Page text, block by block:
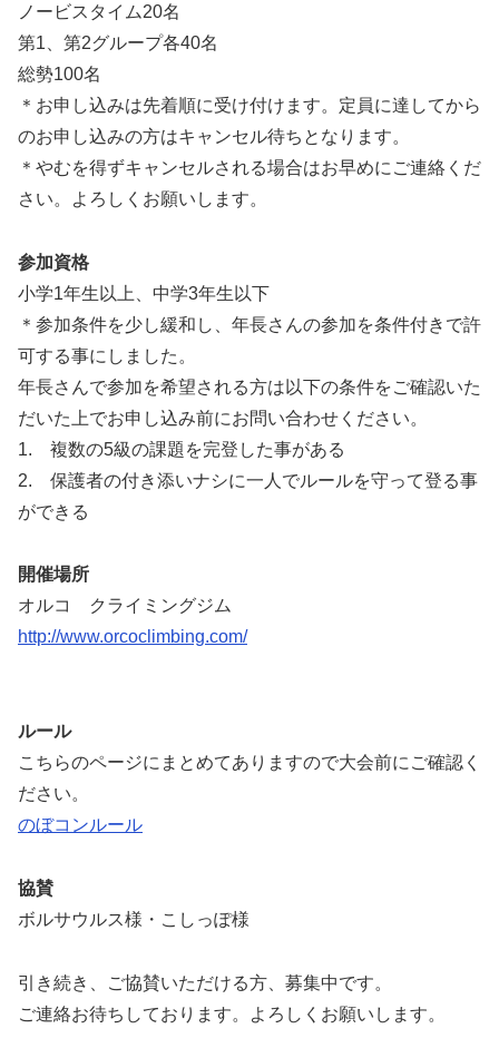
ノービスタイム20名
第1、第2グループ各40名
総勢100名
＊お申し込みは先着順に受け付けます。定員に達してから
のお申し込みの方はキャンセル待ちとなります。
＊やむを得ずキャンセルされる場合はお早めにご連絡くだ
さい。よろしくお願いします。
参加資格
小学1年生以上、中学3年生以下
＊参加条件を少し緩和し、年長さんの参加を条件付きで許
可する事にしました。
年長さんで参加を希望される方は以下の条件をご確認いた
だいた上でお申し込み前にお問い合わせください。
1. 複数の5級の課題を完登した事がある
2. 保護者の付き添いナシに一人でルールを守って登る事
ができる
開催場所
オルコ クライミングジム
http://www.orcoclimbing.com/
ルール
こちらのページにまとめてありますので大会前にご確認く
ださい。
のぼコンルール
協賛
ボルサウルス様・こしっぽ様
引き続き、ご協賛いただける方、募集中です。
ご連絡お待ちしております。よろしくお願いします。